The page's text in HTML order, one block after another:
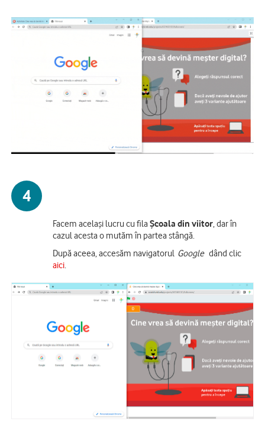
4
Facem același lucru cu filaȘcoala din viitor , dar în
cazul acesta o mutăm în partea stângă.
După aceea, accesăm navigatorul Google dând clic
aici